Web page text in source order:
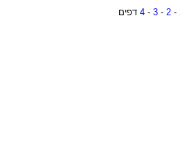
-
2
-
3
-
4 דפים